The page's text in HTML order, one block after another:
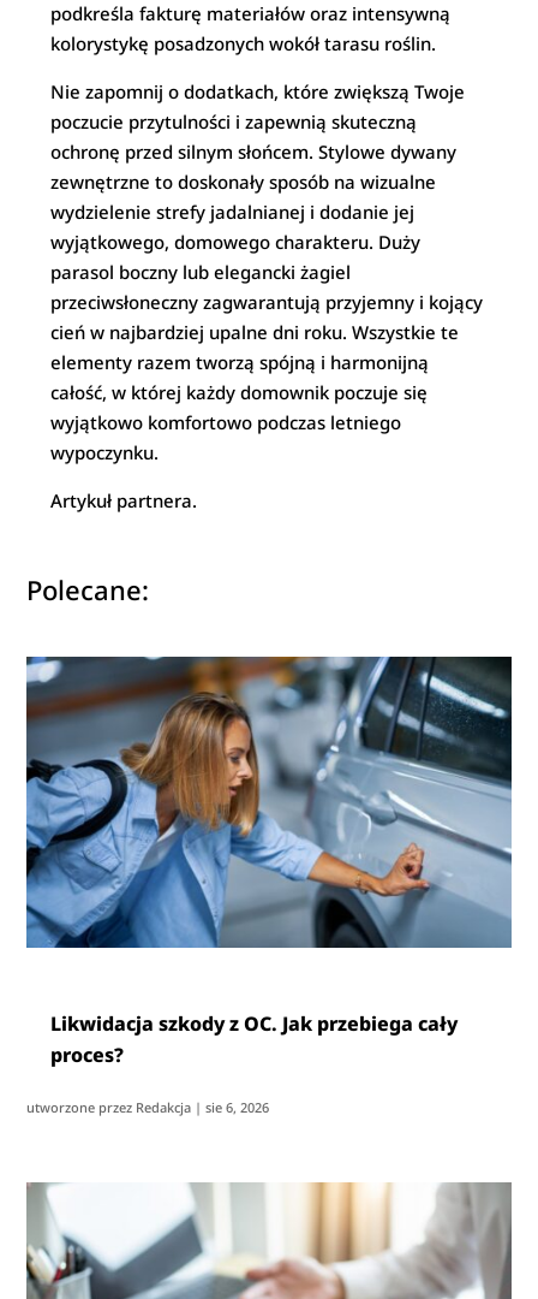
podkreśla fakturę materiałów oraz intensywną
kolorystykę posadzonych wokół tarasu roślin.
Nie zapomnij o dodatkach, które zwiększą Twoje
poczucie przytulności i zapewnią skuteczną
ochronę przed silnym słońcem. Stylowe dywany
zewnętrzne to doskonały sposób na wizualne
wydzielenie strefy jadalnianej i dodanie jej
wyjątkowego, domowego charakteru. Duży
parasol boczny lub elegancki żagiel
przeciwsłoneczny zagwarantują przyjemny i kojący
cień w najbardziej upalne dni roku. Wszystkie te
elementy razem tworzą spójną i harmonijną
całość, w której każdy domownik poczuje się
wyjątkowo komfortowo podczas letniego
wypoczynku.
Artykuł partnera.
Polecane:
Likwidacja szkody z OC. Jak przebiega cały
proces?
utworzone przez Redakcja |sie 6, 2026